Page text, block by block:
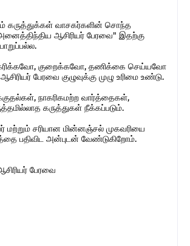
கருத்துக்கள் வாசகர்களின் சொந்த
ஆசிரியர் பேரவை" இதற்கு
குறைக்கவோ, தணிக்கை செய்யவோ
பேரவை குழுவுக்கு முழு உரிமை உண்டு.
நாகரிகமற்ற வார்த்தைகள்,
கருத்துகள் நீக்கப்படும்.
மற்றும் சரியான மின்னஞ்சல் முகவரியை
பதிவிட அன்புடன் வேண்டுகிறோம்.
பேரவை